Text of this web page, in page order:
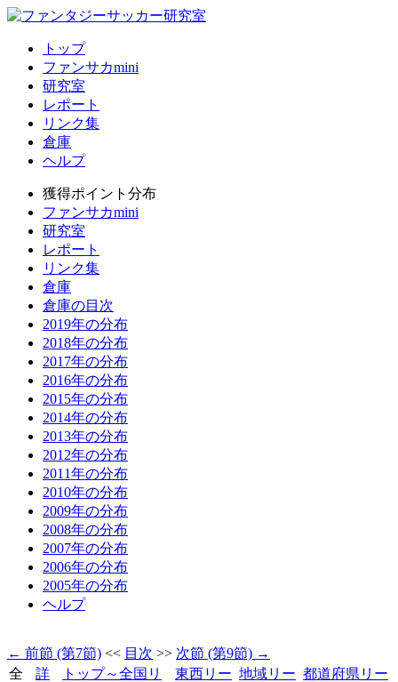
トップ
ファンサカmini
研究室
レポート
リンク集
倉庫
ヘルプ
獲得ポイント分布
ファンサカmini
研究室
レポート
リンク集
倉庫
倉庫の目次
2019年の分布
2018年の分布
2017年の分布
2016年の分布
2015年の分布
2014年の分布
2013年の分布
2012年の分布
2011年の分布
2010年の分布
2009年の分布
2008年の分布
2007年の分布
2006年の分布
2005年の分布
ヘルプ
← 前節 (第7節) << 目次 >> 次節 (第9節) →
全
詳
トップ～全国リ
東西リー 地域リー 都道府県リー